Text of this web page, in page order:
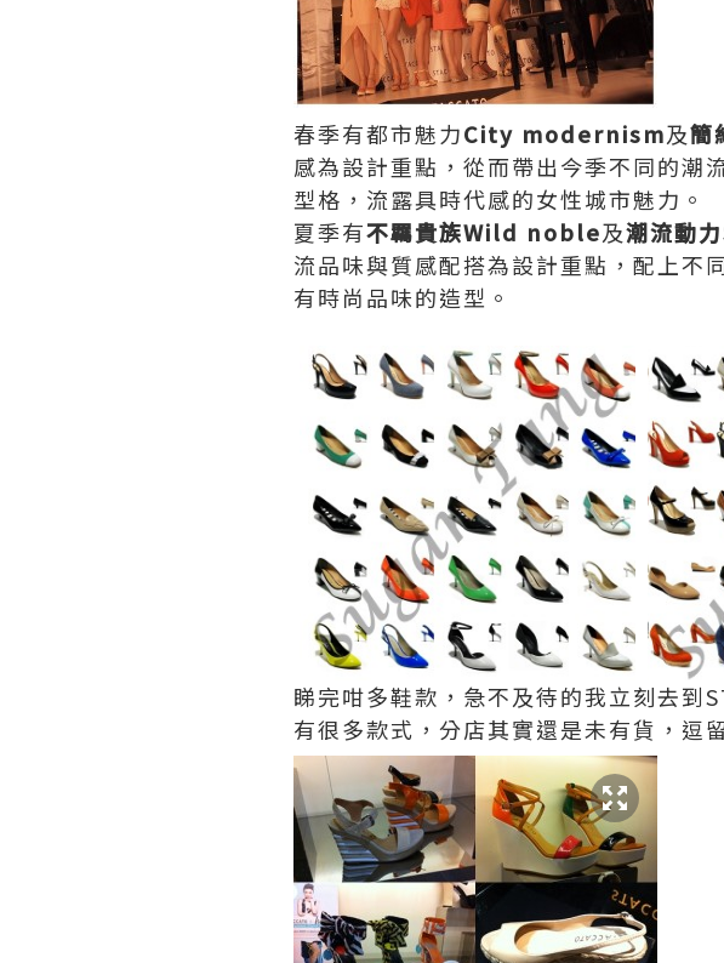
春季有都市魅力City modernism及簡
感為設計重點，從而帶出今季不同的潮
型格，流露具時代感的女性城市魅力。
夏季有不羈貴族Wild noble及潮流動
流品味與質感配搭為設計重點，配上不
有時尚品味的造型。
睇完咁多鞋款，急不及待的我立刻去到
有很多款式，分店其實還是未有貨，逗